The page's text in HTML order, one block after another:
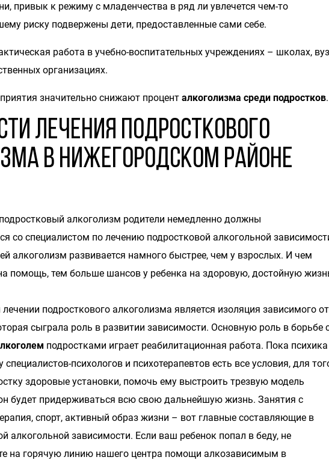
привык к режиму с младенчества в ряд ли увлечется чем-то
риску подвержены дети, предоставленные сами себе.
работа в учебно-воспитательных учреждениях – школах,
организациях.
значительно снижают процент алкоголизма среди подростков.
лечения подросткового
в Нижегородском районе
алкоголизм родители немедленно должны
со специалистом по лечению подростковой алкогольной
алкоголизм развивается намного быстрее, чем у взрослых. И чем
помощь, тем больше шансов у ребенка на здоровую, достойную
подросткового алкоголизма является изоляция зависимого от
сыграла роль в развитии зависимости. Основную роль в борьбе
подростками играет реабилитационная работа. Пока психика
специалистов-психологов и психотерапевтов есть все условия, для
здоровые установки, помочь ему выстроить трезвую модель
будет придерживаться всю свою дальнейшую жизнь. Занятия с
спорт, активный образ жизни – вот главные составляющие в
алкогольной зависимости. Если ваш ребенок попал в беду, не
на горячую линию нашего центра помощи алкозависимым в